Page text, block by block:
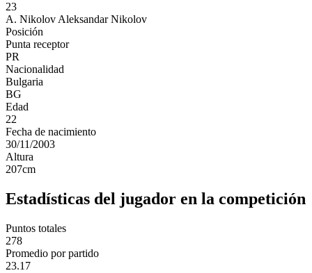
23
A. Nikolov Aleksandar Nikolov
Posición
Punta receptor
PR
Nacionalidad
Bulgaria
BG
Edad
22
Fecha de nacimiento
30/11/2003
Altura
207cm
Estadísticas del jugador en la competición
Puntos totales
278
Promedio por partido
23.17